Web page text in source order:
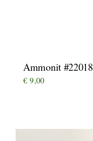
Ammonit #22018
€ 9,00